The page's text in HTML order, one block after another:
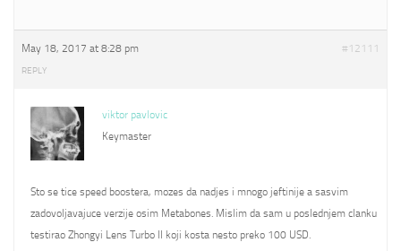
May 18, 2017 at 8:28 pm #12111
REPLY
viktor pavlovic
Keymaster
Sto se tice speed boostera, mozes da nadjes i mnogo jeftinije a sasvim
zadovoljavajuce verzije osim Metabones. Mislim da sam u poslednjem clanku
testirao Zhongyi Lens Turbo II koji kosta nesto preko 100 USD.